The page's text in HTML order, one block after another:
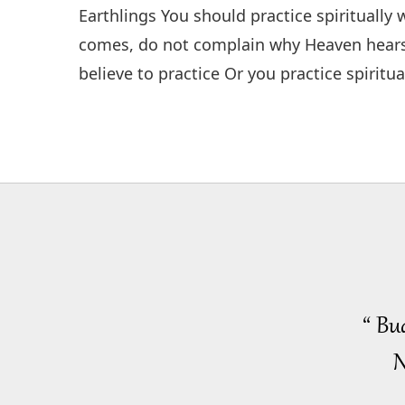
Earthlings You should practice spiritually
comes, do not complain why Heaven
believe to practice Or you practice
“